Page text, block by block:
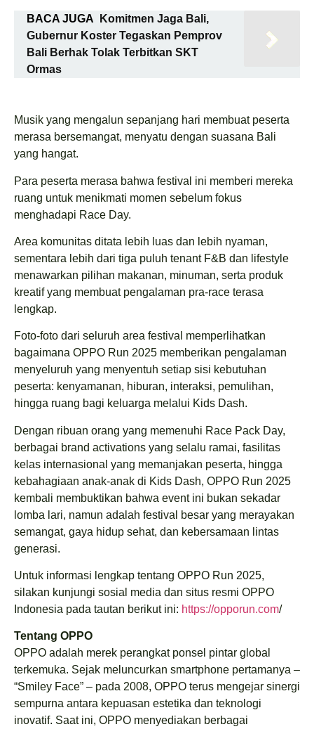
BACA JUGA
Komitmen Jaga Bali,
Gubernur Koster Tegaskan Pemprov
Bali Berhak Tolak Terbitkan SKT
Ormas
Musik yang mengalun sepanjang hari membuat peserta
merasa bersemangat, menyatu dengan suasana Bali
yang hangat.
Para peserta merasa bahwa festival ini memberi mereka
ruang untuk menikmati momen sebelum fokus
menghadapi Race Day.
Area komunitas ditata lebih luas dan lebih nyaman,
sementara lebih dari tiga puluh tenant F&B dan lifestyle
menawarkan pilihan makanan, minuman, serta produk
kreatif yang membuat pengalaman pra-race terasa
lengkap.
Foto-foto dari seluruh area festival memperlihatkan
bagaimana OPPO Run 2025 memberikan pengalaman
menyeluruh yang menyentuh setiap sisi kebutuhan
peserta: kenyamanan, hiburan, interaksi, pemulihan,
hingga ruang bagi keluarga melalui Kids Dash.
Dengan ribuan orang yang memenuhi Race Pack Day,
berbagai brand activations yang selalu ramai, fasilitas
kelas internasional yang memanjakan peserta, hingga
kebahagiaan anak-anak di Kids Dash, OPPO Run 2025
kembali membuktikan bahwa event ini bukan sekadar
lomba lari, namun adalah festival besar yang merayakan
semangat, gaya hidup sehat, dan kebersamaan lintas
generasi.
Untuk informasi lengkap tentang OPPO Run 2025,
silakan kunjungi sosial media dan situs resmi OPPO
Indonesia pada tautan berikut ini: https://opporun.com/
Tentang OPPO
OPPO adalah merek perangkat ponsel pintar global
terkemuka. Sejak meluncurkan smartphone pertamanya –
“Smiley Face” – pada 2008, OPPO terus mengejar sinergi
sempurna antara kepuasan estetika dan teknologi
inovatif. Saat ini, OPPO menyediakan berbagai